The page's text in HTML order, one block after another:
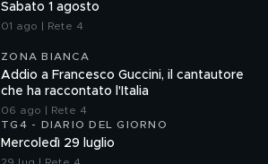
Sabato 1 agosto
01 ago | Rete 4
ZONA BIANCA
Addio a Francesco Guccini, il cantautore
che ha raccontato l'Italia
06 ago | Rete 4
TG4 - DIARIO DEL GIORNO
Mercoledì 29 luglio